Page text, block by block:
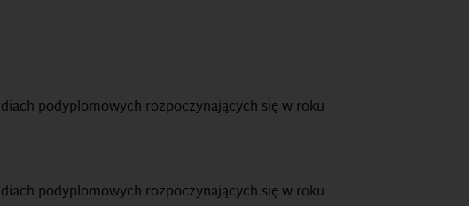
podyplomowych rozpoczynających się w roku
podyplomowych rozpoczynających się w roku